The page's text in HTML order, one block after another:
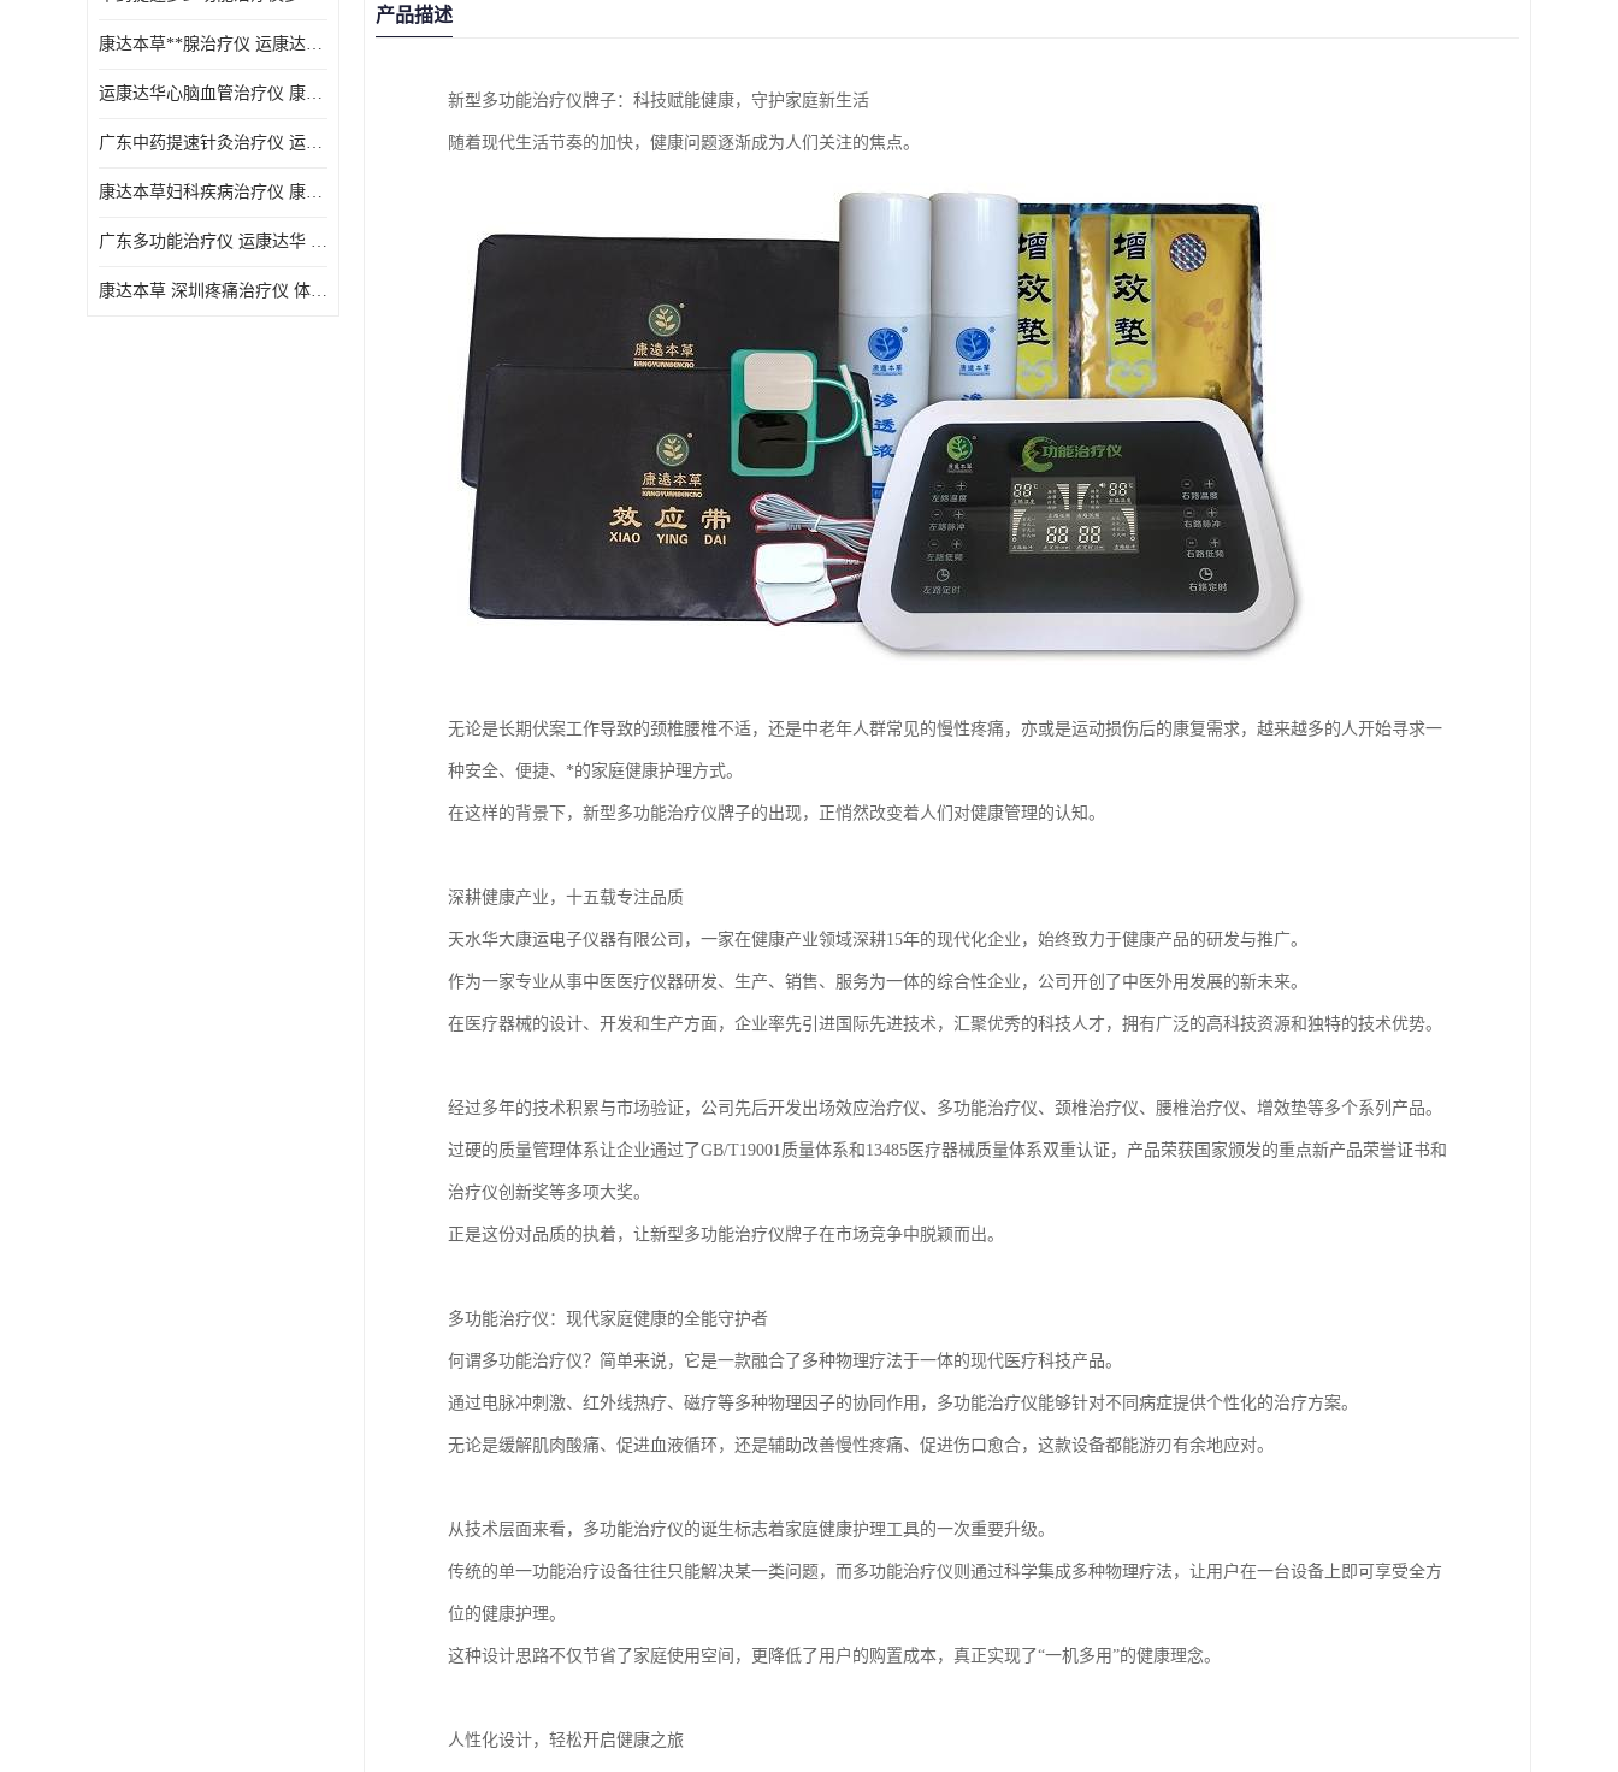
康达本草**腺治疗仪 运康达华 开发新顾客用仪器
运康达华心脑血管治疗仪 康达本草 体验店仪器
广东中药提速针灸治疗仪 运康达华 会销店锁定顾客用仪器
康达本草妇科疾病治疗仪 康达本草 体验店仪器
广东多功能治疗仪 运康达华 深圳运康达华科技有限公司
康达本草 深圳疼痛治疗仪 体验店仪器
产品描述
新型多功能治疗仪牌子：科技赋能健康，守护家庭新生活
随着现代生活节奏的加快，健康问题逐渐成为人们关注的焦点。
无论是长期伏案工作导致的颈椎腰椎不适，还是中老年人群常见的慢性疼痛，亦或是运动损伤后的康复需求，越来越多的人开始寻求一
种安全、便捷、*的家庭健康护理方式。
在这样的背景下，新型多功能治疗仪牌子的出现，正悄然改变着人们对健康管理的认知。
深耕健康产业，十五载专注品质
天水华大康运电子仪器有限公司，一家在健康产业领域深耕15年的现代化企业，始终致力于健康产品的研发与推广。
作为一家专业从事中医医疗仪器研发、生产、销售、服务为一体的综合性企业，公司开创了中医外用发展的新未来。
在医疗器械的设计、开发和生产方面，企业率先引进国际先进技术，汇聚优秀的科技人才，拥有广泛的高科技资源和独特的技术优势。
经过多年的技术积累与市场验证，公司先后开发出场效应治疗仪、多功能治疗仪、颈椎治疗仪、腰椎治疗仪、增效垫等多个系列产品。
过硬的质量管理体系让企业通过了GB/T19001质量体系和13485医疗器械质量体系双重认证，产品荣获国家颁发的重点新产品荣誉证书和
治疗仪创新奖等多项大奖。
正是这份对品质的执着，让新型多功能治疗仪牌子在市场竞争中脱颖而出。
多功能治疗仪：现代家庭健康的全能守护者
何谓多功能治疗仪？简单来说，它是一款融合了多种物理疗法于一体的现代医疗科技产品。
通过电脉冲刺激、红外线热疗、磁疗等多种物理因子的协同作用，多功能治疗仪能够针对不同病症提供个性化的治疗方案。
无论是缓解肌肉酸痛、促进血液循环，还是辅助改善慢性疼痛、促进伤口愈合，这款设备都能游刃有余地应对。
从技术层面来看，多功能治疗仪的诞生标志着家庭健康护理工具的一次重要升级。
传统的单一功能治疗设备往往只能解决某一类问题，而多功能治疗仪则通过科学集成多种物理疗法，让用户在一台设备上即可享受全方
位的健康护理。
这种设计思路不仅节省了家庭使用空间，更降低了用户的购置成本，真正实现了“一机多用”的健康理念。
人性化设计，轻松开启健康之旅